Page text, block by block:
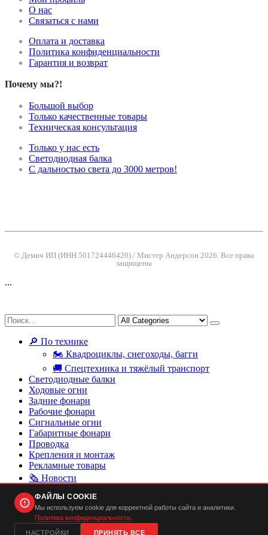
О нас
Связаться с нами
Оплата и доставка
Политика конфиденциальности
Гарантия и возврат
Почему мы?!
Большой выбор
Только качественные товары
Техническая консультация
Только у нас есть
Светодиодная балка
С дальностью света до 3000 метров!
© Демич ИП (ИНН 501724446420) / Мистер Андерсон 2026. Все права
защищены
...
🔎 По технике
🏍 Квадроциклы, снегоходы, багги
🚚 Спецтехника и тяжёлый транспорт
Светодиодные балки
Ходовые огни
Задние фонари
Рабочие фонари
Сигнальные огни
Габаритные фонари
Проводка
Крепления и монтаж
Рекламные товары
🗞 Новости
📩 Связаться с нами
📊 Сравнение
❤️ Хочется
ФАЙЛЫ COOKIE
Мы используем cookie для корректной работы сайта и аналитики.
Политика конфиденциальности
НАСТРОЙКИ ПРИНЯТЬ ВСЕ